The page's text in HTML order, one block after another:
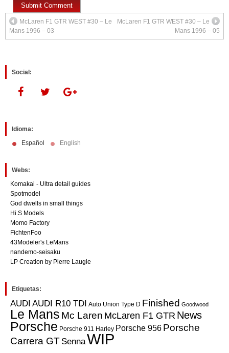
McLaren F1 GTR WEST #30 – Le
Mans 1996 – 03
McLaren F1 GTR WEST #30 – Le
Mans 1996 – 05
Social:
Idioma:
Español
English
Webs:
Komakai - Ultra detail guides
Spotmodel
God dwells in small things
Hi.S Models
Momo Factory
FichtenFoo
43Modeler's LeMans
nandemo-seisaku
LP Creation by Pierre Laugie
Etiquetas:
AUDI AUDI R10 TDI Auto Union Type D Finished Goodwood
Le Mans Mc Laren McLaren F1 GTR News
Porsche Porsche 911 Harley Porsche 956 Porsche
Carrera GT SennaWIP